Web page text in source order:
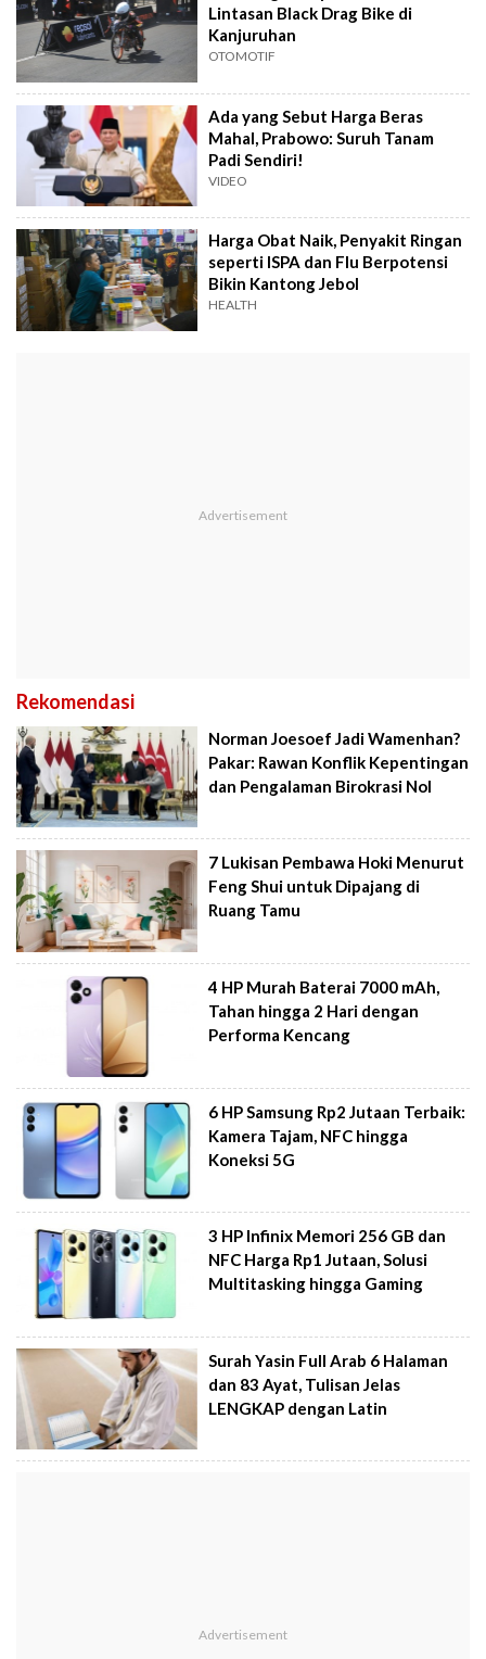
Lintasan Black Drag Bike di
Kanjuruhan
OTOMOTIF
Ada yang Sebut Harga Beras
Mahal, Prabowo: Suruh Tanam
Padi Sendiri!
VIDEO
Harga Obat Naik, Penyakit Ringan
seperti ISPA dan Flu Berpotensi
Bikin Kantong Jebol
HEALTH
Rekomendasi
Norman Joesoef Jadi Wamenhan?
Pakar: Rawan Konflik Kepentingan
dan Pengalaman Birokrasi Nol
7 Lukisan Pembawa Hoki Menurut
Feng Shui untuk Dipajang di
Ruang Tamu
4 HP Murah Baterai 7000 mAh,
Tahan hingga 2 Hari dengan
Performa Kencang
6 HP Samsung Rp2 Jutaan Terbaik:
Kamera Tajam, NFC hingga
Koneksi 5G
3 HP Infinix Memori 256 GB dan
NFC Harga Rp1 Jutaan, Solusi
Multitasking hingga Gaming
Surah Yasin Full Arab 6 Halaman
dan 83 Ayat, Tulisan Jelas
LENGKAP dengan Latin